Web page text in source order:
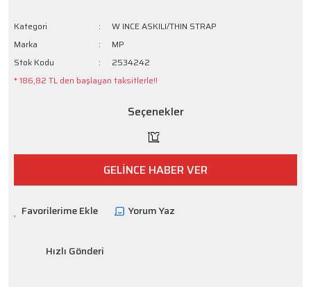
Kategori
W INCE ASKILI/THIN STRAP
Marka
MP
Stok Kodu
2534242
* 186,82 TL den başlayan taksitlerle!!
Seçenekler
GELİNCE HABER VER
Yorum Yaz
Hızlı Gönderi